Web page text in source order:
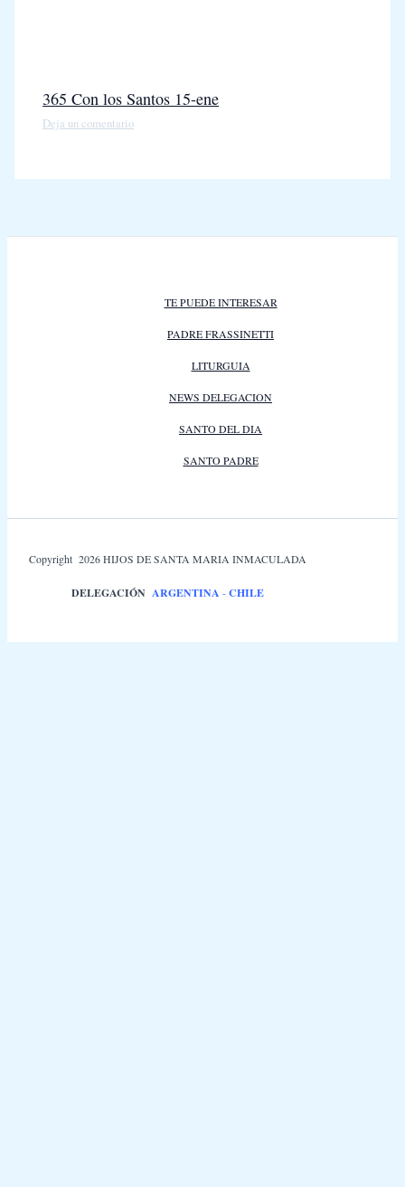
365 Con los Santos 15-ene
Deja un comentario
TE PUEDE INTERESAR
PADRE FRASSINETTI
LITURGUIA
NEWS DELEGACION
SANTO DEL DIA
SANTO PADRE
Copyright 2026 HIJOS DE SANTA MARIA INMACULADA
DELEGACIÓN ARGENTINA -CHILE